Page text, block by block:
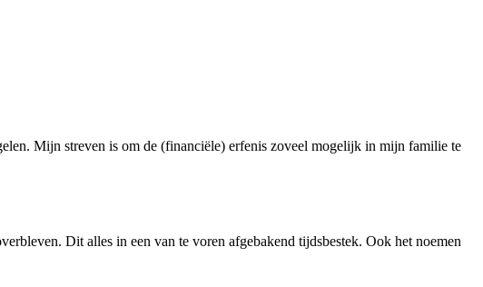
Mijn streven is om de (financiële) erfenis zoveel mogelijk in mijn familie te
Dit alles in een van te voren afgebakend tijdsbestek. Ook het noemen